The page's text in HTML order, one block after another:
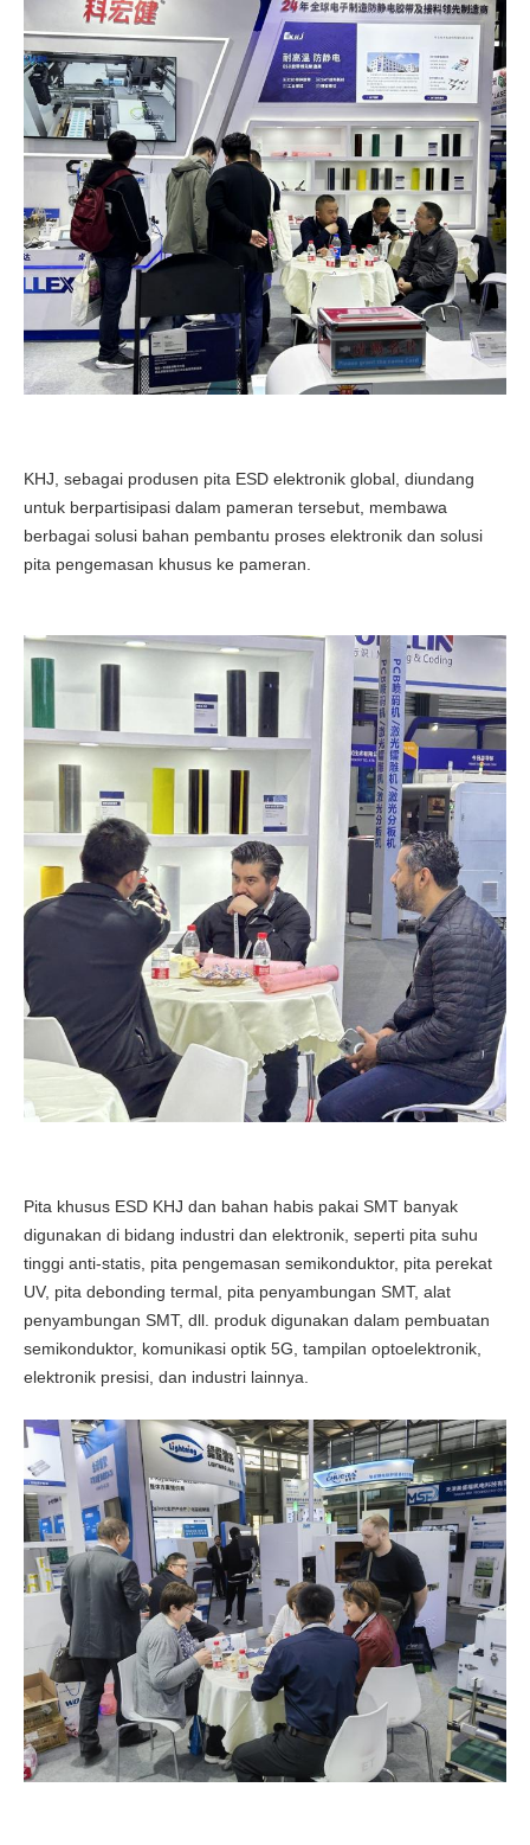
KHJ, sebagai produsen pita ESD elektronik global, diundang
untuk berpartisipasi dalam pameran tersebut, membawa
berbagai solusi bahan pembantu proses elektronik dan solusi
pita pengemasan khusus ke pameran.
Pita khusus ESD KHJ dan bahan habis pakai SMT banyak
digunakan di bidang industri dan elektronik, seperti pita suhu
tinggi anti-statis, pita pengemasan semikonduktor, pita perekat
UV, pita debonding termal, pita penyambungan SMT, alat
penyambungan SMT, dll. produk digunakan dalam pembuatan
semikonduktor, komunikasi optik 5G, tampilan optoelektronik,
elektronik presisi, dan industri lainnya.